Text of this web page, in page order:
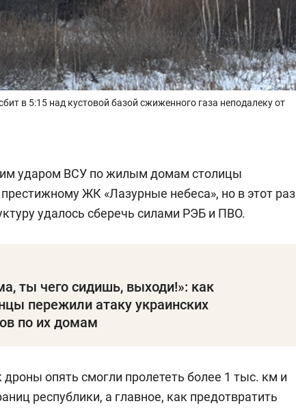
в 5:15 над кустовой базой сжиженного газа неподалеку от
ударом ВСУ по жилым домам столицы
ЖК «Лазурные небеса», но в этот раз
удалось сберечь силами РЭБ и ПВО.
ты чего сидишь, выходи!»: как
пережили атаку украинских
по их домам
опять смогли пролететь более 1 тыс. км и
республики, а главное, как предотвратить